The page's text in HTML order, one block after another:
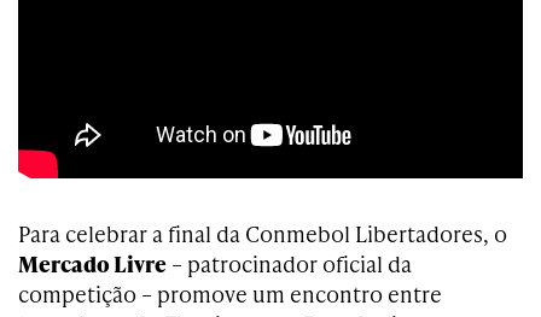
Para celebrar a final da Conmebol Libertadores, o
Mercado Livre – patrocinador oficial da
competição – promove um encontro entre